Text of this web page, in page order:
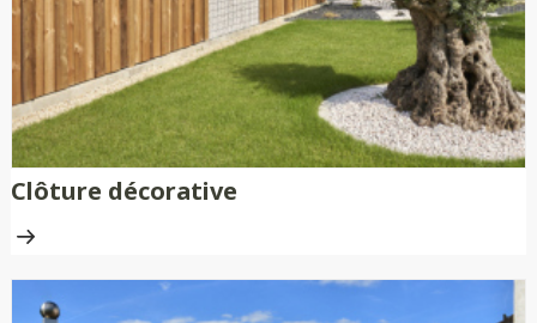
Clôture décorative